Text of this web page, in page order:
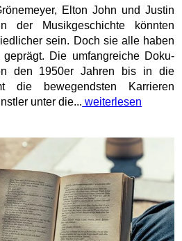
Elton John und Justin
der Musikgeschichte könnten
sein. Doch sie alle haben
Die umfangreiche Doku-
den 1950er Jahren bis in die
die bewegendsten Karrieren
unter die... weiterlesen